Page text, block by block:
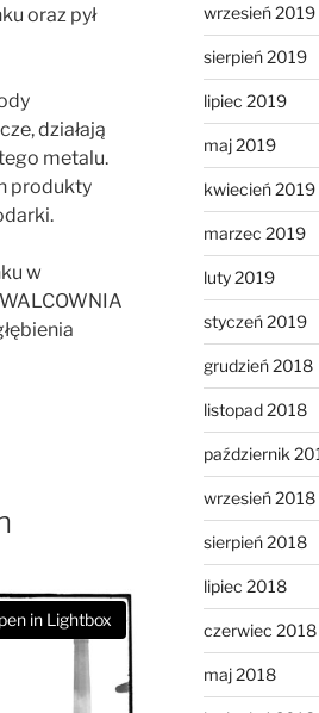
oraz pył
działają
metalu.
produkty
w
in Lightbox
wrzesień 2019
sierpień 2019
lipiec 2019
maj 2019
kwiecień 2019
marzec 2019
luty 2019
styczeń 2019
grudzień 2018
listopad 2018
październik
wrzesień 2018
sierpień 2018
lipiec 2018
czerwiec 2018
maj 2018